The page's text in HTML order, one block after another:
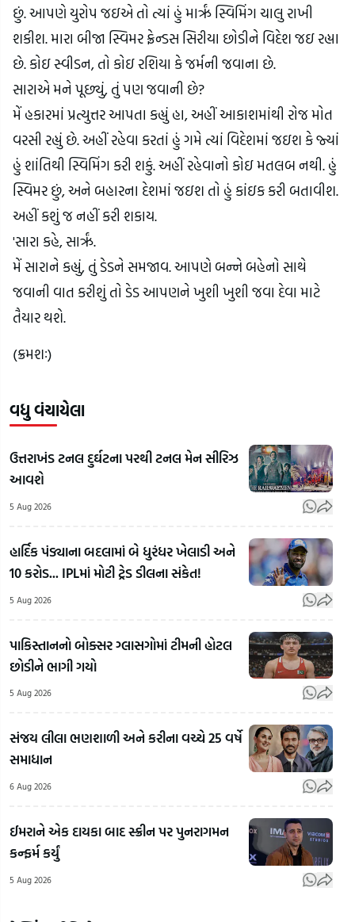
છું. આપણે યુરોપ જઇએ તો ત્યાં હું મારૃં સ્વિમિંગ ચાલુ રાખી
શકીશ. મારા બીજા સ્વિમર ફ્રેન્ડસ સિરીયા છોડીને વિદેશ જઇ રહ્યા
છે. કોઇ સ્વીડન, તો કોઇ રશિયા કે જર્મની જવાના છે.
સારાએ મને પૂછ્યું, તું પણ જવાની છે?
મેં હકારમાં પ્રત્યુત્તર આપતા કહ્યું હા, અહીં આકાશમાંથી રોજ મોત
વરસી રહ્યું છે. અહીં રહેવા કરતાં હું ગમે ત્યાં વિદેશમાં જઇશ કે જ્યાં
હું શાંતિથી સ્વિમિંગ કરી શકું. અહીં રહેવાનો કોઇ મતલબ નથી. હું
સ્વિમર છું, અને બહારના દેશમાં જઇશ તો હું કાંઇક કરી બતાવીશ.
અહીં કશું જ નહીં કરી શકાય.
'સારા કહે, સારૃં.
મેં સારાને કહ્યું, તું ડેડને સમજાવ. આપણે બન્ને બહેનો સાથે
જવાની વાત કરીશું તો ડેડ આપણને ખુશી ખુશી જવા દેવા માટે
તૈયાર થશે.
(ક્રમશઃ)
વધુ વંચાયેલા
ઉત્તરાખંડ ટનલ દુર્ઘટના પરથી ટનલ મેન સીરિઝ
આવશે
5 Aug 2026
હાર્દિક પંડ્યાના બદલામાં બે ધુરંધર ખેલાડી અને
10 કરોડ... IPLમાં મોટી ટ્રેડ ડીલના સંકેત!
5 Aug 2026
પાકિસ્તાનનો બોક્સર ગ્લાસગોમાં ટીમની હોટલ
છોડીને ભાગી ગયો
5 Aug 2026
સંજય લીલા ભણશાળી અને કરીના વચ્ચે 25 વર્ષે
સમાધાન
6 Aug 2026
ઈમરાને એક દાયકા બાદ સ્ક્રીન પર પુનરાગમન
કન્ફર્મ કર્યું
5 Aug 2026
ખેડૂતોની
વળ્યું
પાણી,
Bodeliના
કલમ ગામે
રેતીના
વોશિંગ
પ્લાન્ટ
Ahmedabadમાં